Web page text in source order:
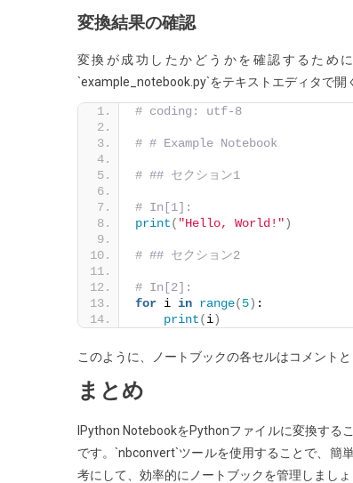
変換結果の確認
変換が成功したかどうかを確認するため
`example_notebook.py`をテキストエディタで開
# coding: utf-8
# # Example Notebook
# ## セクション1
# In[1]:
print( "Hello, World!")
# ## セクション2
# In[2]:
for i in range(5) :
print(i)
このように、ノートブックの各セルはコメント
まとめ
IPython NotebookをPythonファイルに変換する
です。`nbconvert`ツールを使用することで、簡
考にして、効率的にノートブックを管理しましょ